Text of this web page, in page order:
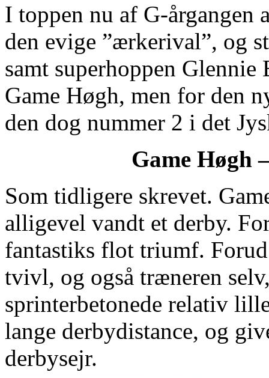
I toppen nu af G-årgangen
den evige ”ærkerival”, og
samt superhoppen
Game Høgh, men for den
den dog nummer 2 i det
Game Høgh
Som tidligere skrevet.
alligevel vandt et derby.
fantastiks flot triumf.
tvivl, og også træneren
sprinterbetonede relativ
lange derbydistance, og
derbysejr.